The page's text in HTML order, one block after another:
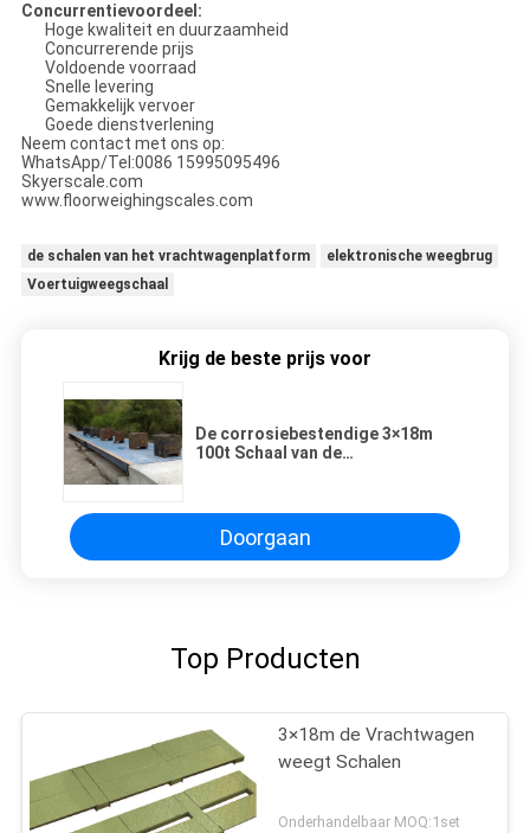
Concurrentievoordeel:
Hoge kwaliteit en duurzaamheid
Concurrerende prijs
Voldoende voorraad
Snelle levering
Gemakkelijk vervoer
Goede dienstverlening
Neem contact met ons op:
WhatsApp/Tel:0086 15995095496
Skyerscale.com
www.floorweighingscales.com
de schalen van het vrachtwagenplatform
elektronische weegbrug
Voertuigweegschaal
Krijg de beste prijs voor
De corrosiebestendige 3×18m
100t Schaal van de
Doorgaan
Top Producten
3×18m de Vrachtwagen
weegt Schalen
Onderhandelbaar MOQ:1set